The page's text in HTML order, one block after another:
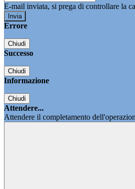
E-mail inviata, si prega di controllare la
Errore
Chiudi
Successo
Chiudi
Informazione
Chiudi
Attendere...
Attendere il completamento